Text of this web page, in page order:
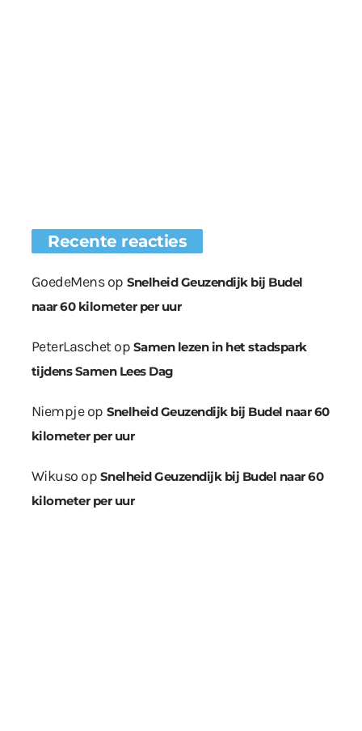
Recente reacties
GoedeMensop Snelheid Geuzendijk bij Budel
naar 60 kilometer per uur
PeterLaschetop Samen lezen in het stadspark
tijdens Samen Lees Dag
Niempjeop Snelheid Geuzendijk bij Budel naar 60
kilometer per uur
Wikuso op Snelheid Geuzendijk bij Budel naar 60
kilometer per uur